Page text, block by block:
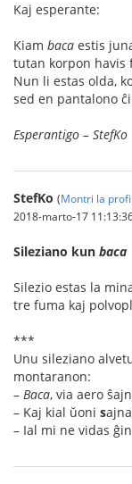
Kaj esperante:
Kiam baca estis
tutan korpon havis
Nun li estas olda,
sed en pantalono
Esperantigo – StefKo
StefKo (Montri la
2018-marto-17
Sileziano kun baca
Silezio estas la
tre fuma kaj
***
Unu sileziano
montaranon:
– Baca, via aero
– Kaj kial ŭoni sajna
– Ial mi ne vidas